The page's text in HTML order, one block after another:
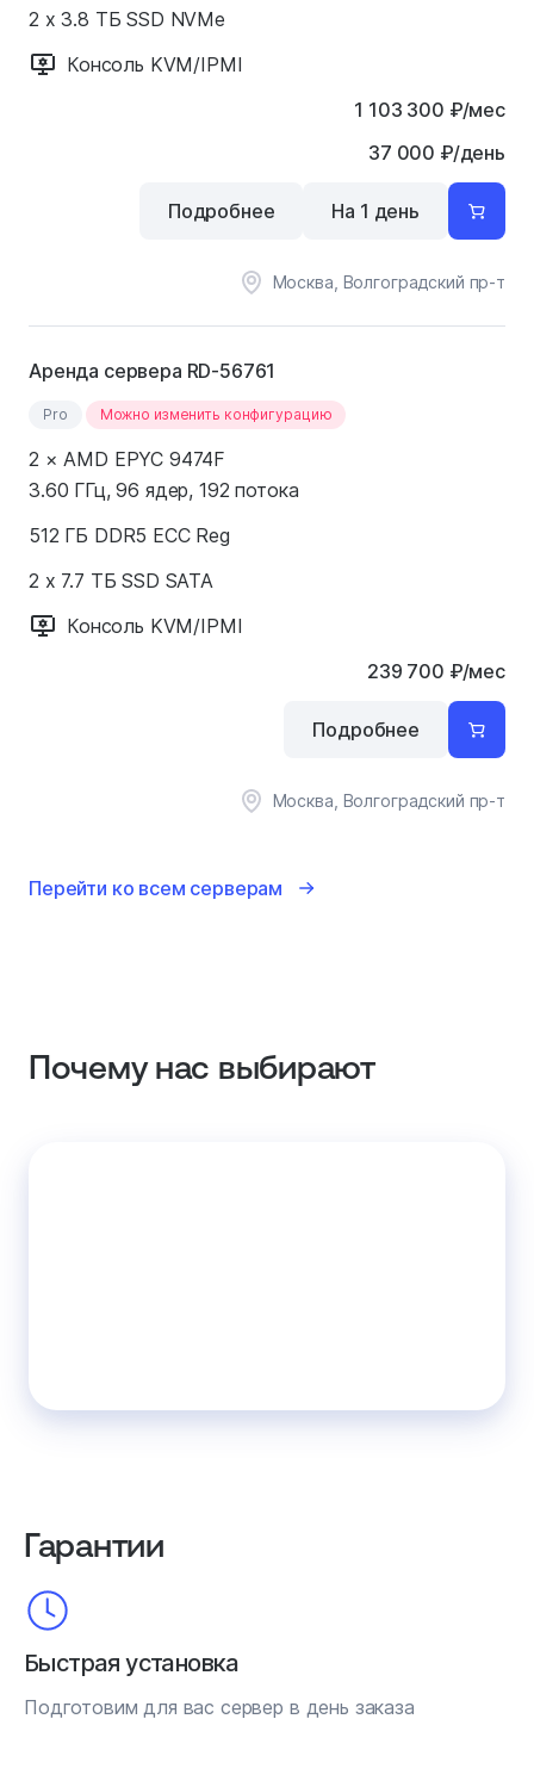
2 x 3.8 ТБ SSD NVMe
Консоль KVM/IPMI
1 103 300 ₽/мес
37 000 ₽/день
Москва, Волгоградский пр-т
Подробнее На 1 день
Аренда сервера RD-56761
Pro Можно изменить конфигурацию
2 × AMD EPYC 9474F
3.60 ГГц, 96 ядер, 192 потока
512 ГБ DDR5 ECC Reg
2 x 7.7 ТБ SSD SATA
Консоль KVM/IPMI
239 700 ₽/мес
Москва, Волгоградский пр-т
Подробнее
Перейти ко всем серверам
Почему нас выбирают
Гарантии
Быстрая установка
Подготовим для вас сервер в день заказа